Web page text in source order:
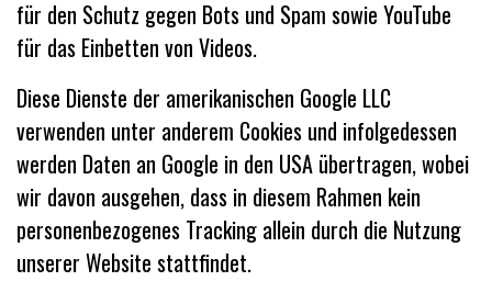
für den Schutz gegen Bots und Spam sowie YouTube
für das Einbetten von Videos.
Diese Dienste der amerikanischen Google LLC
verwenden unter anderem Cookies und infolgedessen
werden Daten an Google in den USA übertragen, wobei
wir davon ausgehen, dass in diesem Rahmen kein
personenbezogenes Tracking allein durch die Nutzung
unserer Website stattfindet.